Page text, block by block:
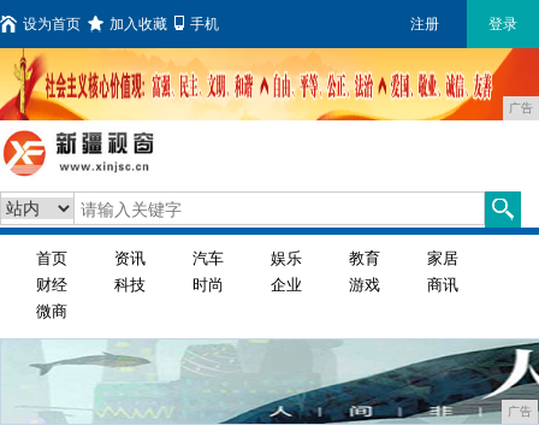
设为首页 加入收藏 手机 注册 登录
广告
首页 资讯 汽车 娱乐 教育
家居
财经
科技 时尚 企业 游戏
商讯
微商
广告